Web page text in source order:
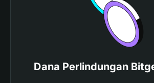
Dana Perlindungan